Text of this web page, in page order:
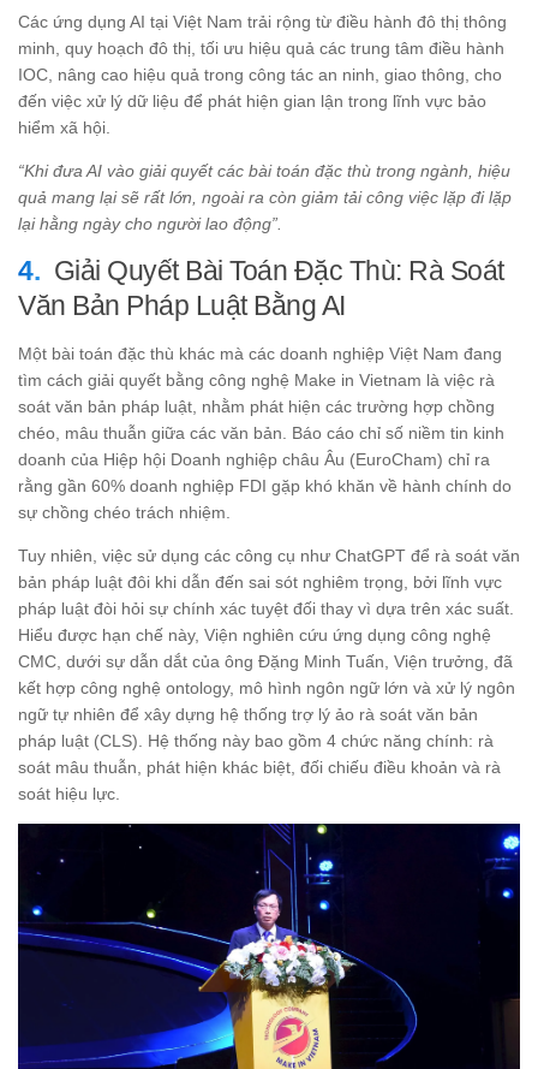
Các ứng dụng AI tại Việt Nam trải rộng từ điều hành đô thị thông
minh, quy hoạch đô thị, tối ưu hiệu quả các trung tâm điều hành
IOC, nâng cao hiệu quả trong công tác an ninh, giao thông, cho
đến việc xử lý dữ liệu để phát hiện gian lận trong lĩnh vực bảo
hiểm xã hội.
“Khi đưa AI vào giải quyết các bài toán đặc thù trong ngành, hiệu
quả mang lại sẽ rất lớn, ngoài ra còn giảm tải công việc lặp đi lặp
lại hằng ngày cho người lao động”.
Giải Quyết Bài Toán Đặc Thù: Rà Soát
Văn Bản Pháp Luật Bằng AI
Một bài toán đặc thù khác mà các doanh nghiệp Việt Nam đang
tìm cách giải quyết bằng công nghệ Make in Vietnam là việc rà
soát văn bản pháp luật, nhằm phát hiện các trường hợp chồng
chéo, mâu thuẫn giữa các văn bản. Báo cáo chỉ số niềm tin kinh
doanh của Hiệp hội Doanh nghiệp châu Âu (EuroCham) chỉ ra
rằng gần 60% doanh nghiệp FDI gặp khó khăn về hành chính do
sự chồng chéo trách nhiệm.
Tuy nhiên, việc sử dụng các công cụ như ChatGPT để rà soát văn
bản pháp luật đôi khi dẫn đến sai sót nghiêm trọng, bởi lĩnh vực
pháp luật đòi hỏi sự chính xác tuyệt đối thay vì dựa trên xác suất.
Hiểu được hạn chế này, Viện nghiên cứu ứng dụng công nghệ
CMC, dưới sự dẫn dắt của ông Đặng Minh Tuấn, Viện trưởng, đã
kết hợp công nghệ ontology, mô hình ngôn ngữ lớn và xử lý ngôn
ngữ tự nhiên để xây dựng hệ thống trợ lý ảo rà soát văn bản
pháp luật (CLS). Hệ thống này bao gồm 4 chức năng chính: rà
soát mâu thuẫn, phát hiện khác biệt, đối chiếu điều khoản và rà
soát hiệu lực.